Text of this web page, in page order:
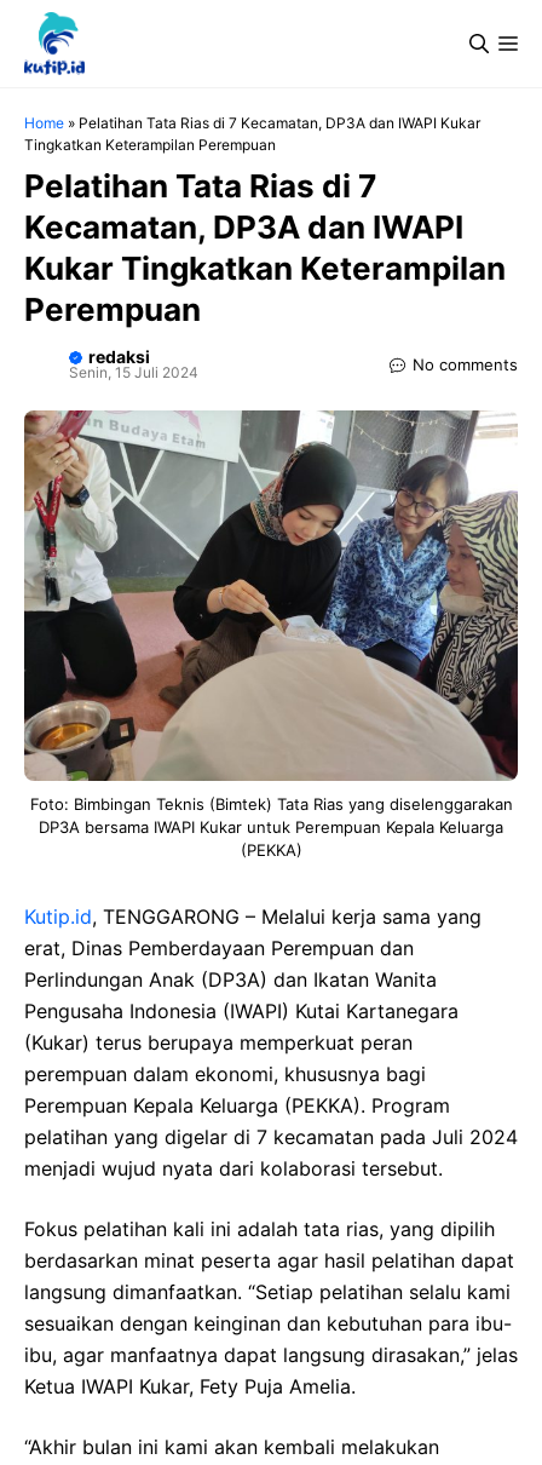
Langsung
Home » Pelatihan Tata Rias di 7 Kecamatan, DP3A dan IWAPI Kukar
Tingkatkan Keterampilan Perempuan
Pelatihan Tata Rias di 7
Kecamatan, DP3A dan IWAPI
Kukar Tingkatkan Keterampilan
Perempuan
redaksi
Senin, 15 Juli 2024 No comments
Foto: Bimbingan Teknis (Bimtek) Tata Rias yang diselenggarakan
DP3A bersama IWAPI Kukar untuk Perempuan Kepala Keluarga
(PEKKA)
Kutip.id, TENGGARONG – Melalui kerja sama yang
erat, Dinas Pemberdayaan Perempuan dan
Perlindungan Anak (DP3A) dan Ikatan Wanita
Pengusaha Indonesia (IWAPI) Kutai Kartanegara
(Kukar) terus berupaya memperkuat peran
perempuan dalam ekonomi, khususnya bagi
Perempuan Kepala Keluarga (PEKKA). Program
pelatihan yang digelar di 7 kecamatan pada Juli 2024
menjadi wujud nyata dari kolaborasi tersebut.
Fokus pelatihan kali ini adalah tata rias, yang dipilih
berdasarkan minat peserta agar hasil pelatihan dapat
langsung dimanfaatkan. “Setiap pelatihan selalu kami
sesuaikan dengan keinginan dan kebutuhan para ibu-
ibu, agar manfaatnya dapat langsung dirasakan,” jelas
Ketua IWAPI Kukar, Fety Puja Amelia.
“Akhir bulan ini kami akan kembali melakukan